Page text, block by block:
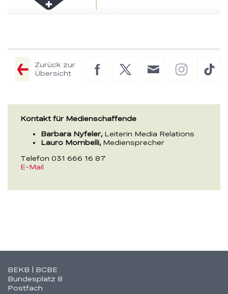
Kontakt für Medienschaffende
Barbara Nyfeler, Leiterin Media Relations
Lauro Mombelli, Mediensprecher
Telefon 031 666 16 87
E-Mail
Zurück zur
Übersicht
FacebookTwitter
E-
Instagram
Fusszeile
BEKB | BCBE
Bundesplatz 8
Postfach